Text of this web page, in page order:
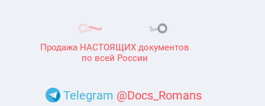
Продажа НАСТОЯЩИХ документов
по всей России
Telegram @Docs_Romans